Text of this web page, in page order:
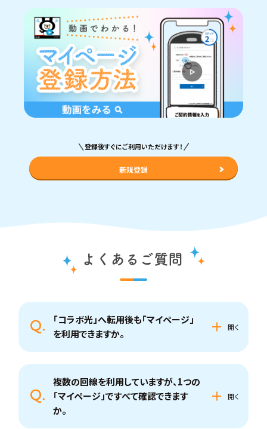
登録後すぐにご利用いただけます！
新規登録
「コラボ光」へ転用後も「マイページ」
を利用できますか。
複数の回線を利用していますが、1つの
「マイページ」ですべて確認できます
か。